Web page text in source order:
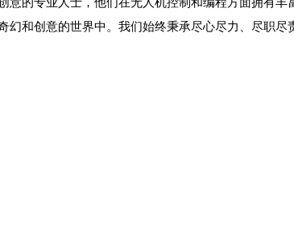
幻和创意的世界中。我们始终秉承尽心尽力、尽职尽